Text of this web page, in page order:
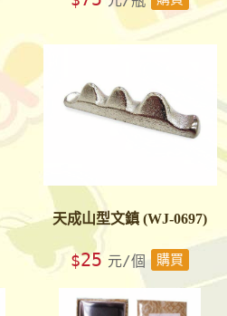
天成山型文鎮 (WJ-0697)
$25 元/個 購買